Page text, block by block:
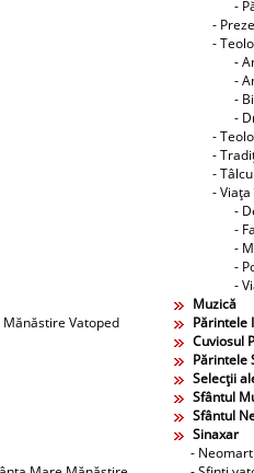
-
-
-
-
-
-
-
-
-
-
-
-
-
-
-
-
Vatoped
Muzică
Părintele
Cuviosul
Părintele
Selecţii
Sfântul
Sfântul
Sinaxar
-